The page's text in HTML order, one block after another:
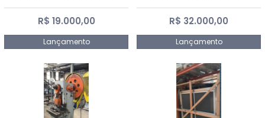
R$ 19.000,00
Lançamento
R$ 32.000,00
Lançamento